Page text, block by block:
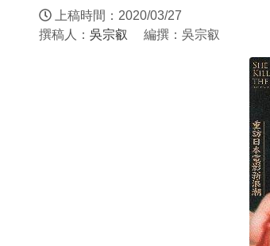
上稿時間：2020/03/27
撰稿人： 吳宗叡 編撰：吳宗叡